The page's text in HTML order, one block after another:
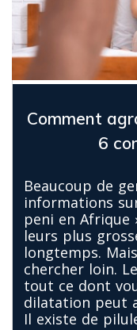
Comment
6
Beaucoup de
informations
peni en Afrique
leurs plus
longtemps.
chercher loin.
tout ce dont
dilatation peut
Il existe de